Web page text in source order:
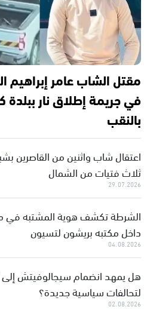
مقتل الشاب عامر إبراهيم
في جريمة إطلاق نار
بالنقب
اعتقال شاب واثنين من القاصرين
ثلاث فتيات من الشمال
29.07.2026
الشرطة تكشف هوية المشتبه في
داخل مكتبه بريشون لتسيون
04.08.2026
هل يمهد انضمام سيجالوفيتش
لتحالفات سياسية جديدة؟
02.08.2026